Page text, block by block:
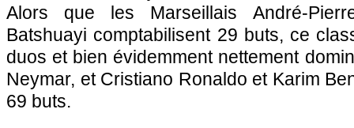
Alors que les Marseillais André-
Batshuayi comptabilisent 29 buts, ce
duos et bien évidemment nettement
Neymar, et Cristiano Ronaldo et Karim
69 buts.